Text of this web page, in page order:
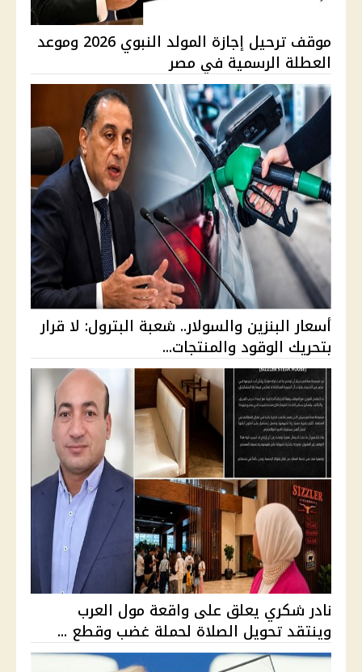
موقف ترحيل إجازة المولد النبوي 2026 وموعد
العطلة الرسمية في مصر
أسعار البنزين والسولار.. شعبة البترول: لا قرار
بتحريك الوقود والمنتجات...
نادر شكري يعلق على واقعة مول العرب
وينتقد تحويل الصلاة لحملة غضب وقطع ...